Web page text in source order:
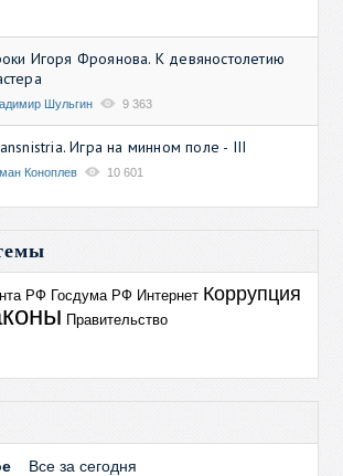
Игоря Фроянова. К девяностолетию
Шульгин 9 363
Игра на минном поле - III
Коноплев 10 601
РФ Госдума РФ Интернет Коррупция
Правительство
Все за сегодня